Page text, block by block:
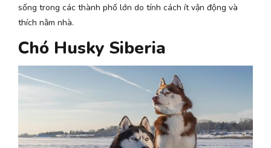
sống trong các thành phố lớn do tính cách ít vận động và
thích nằm nhà.
Chó Husky Siberia